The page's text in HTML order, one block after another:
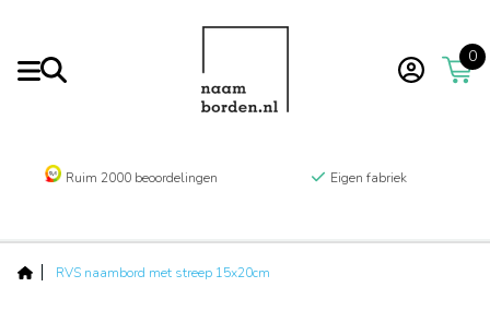
0
Ruim 2000 beoordelingen Eigen fabriek
RVS naambord met streep 15x20cm